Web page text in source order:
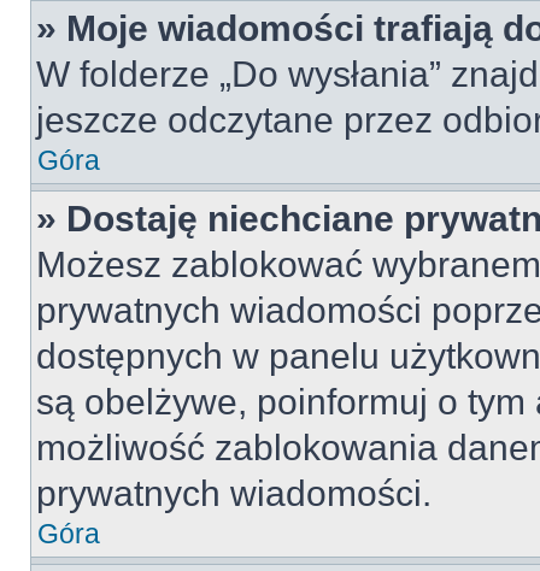
» Moje wiadomości trafiają
W folderze „Do wysłania”
jeszcze odczytane przez
Góra
» Dostaję niechciane
Możesz zablokować
prywatnych wiadomości
dostępnych w panelu
są obelżywe, poinformuj o
możliwość zablokowania
prywatnych wiadomości.
Góra